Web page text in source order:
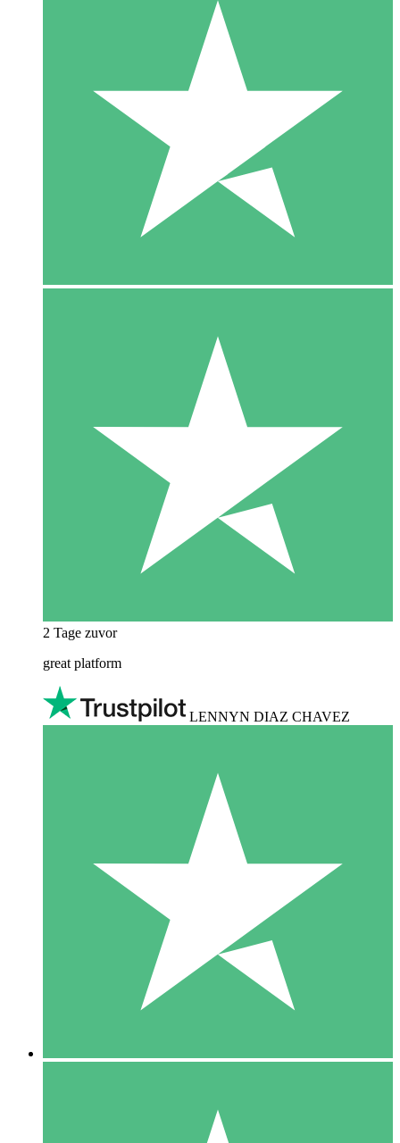
2 Tage zuvor
great platform
LENNYN DIAZ CHAVEZ